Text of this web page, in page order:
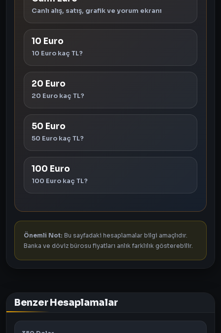
Canlı alış, satış, grafik ve yorum ekranı
10 Euro
10 Euro kaç TL?
20 Euro
20 Euro kaç TL?
50 Euro
50 Euro kaç TL?
100 Euro
100 Euro kaç TL?
Önemli Not: Bu sayfadaki hesaplamalar bilgi amaçlıdır.
Banka ve döviz bürosu fiyatları anlık farklılık gösterebilir.
Benzer Hesaplamalar